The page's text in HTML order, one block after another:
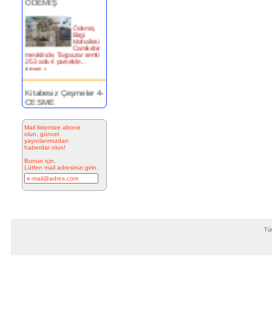
Birgi
Mahallesi
Camikebir
mevkiinde, Taşpazar semti
253 ada 4 parselde...
devam »
ÇEŞME
Resimde
görülen
çarşı
bitiminde... devam »
Mail listemize abone
olun, güncel
yayınlarımızdan
haberdar olun!
Bunun için,
Lütfen mail adresinizi girin.